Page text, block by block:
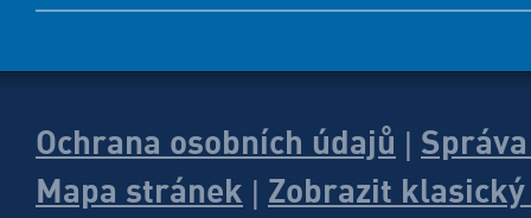
Ochrana osobních údajů
Mapa stránek
Zobrazit